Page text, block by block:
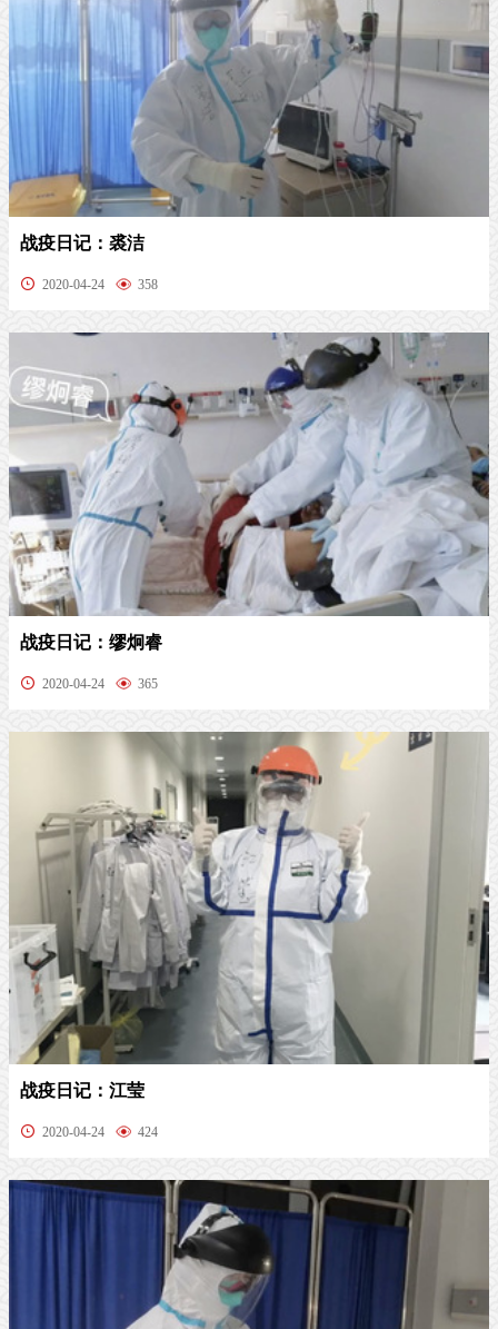
战疫日记：裘洁
2020-04-24 358
战疫日记：缪炯睿
2020-04-24 365
战疫日记：江莹
2020-04-24 424